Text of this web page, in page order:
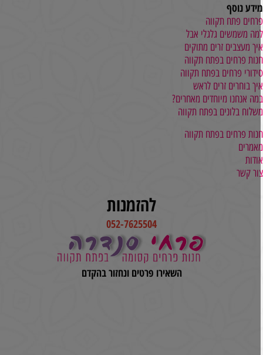
נוסף
פתח תקווה
משמשים גלגלי אבל
מעצבים זרים מתוקים
פרחים בפתח תקווה
פרחים בפתח תקווה
בוחרים זרים לראש
אנחנו מיוחדים מאחרים?
בלונים בפתח תקווה
פרחים בפתח תקווה
קשר
להזמנות
052-7625504
השאירו פרטים ונחזור בהקדם